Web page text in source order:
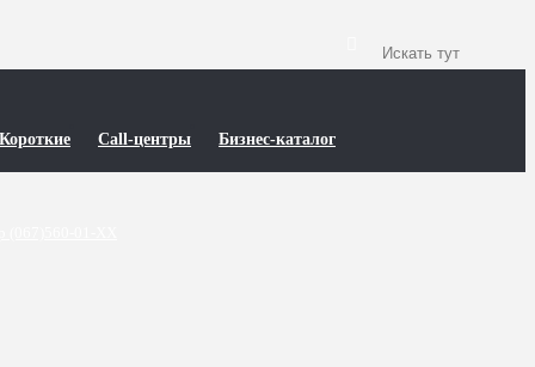
Короткие Call-центры Бизнес-каталог